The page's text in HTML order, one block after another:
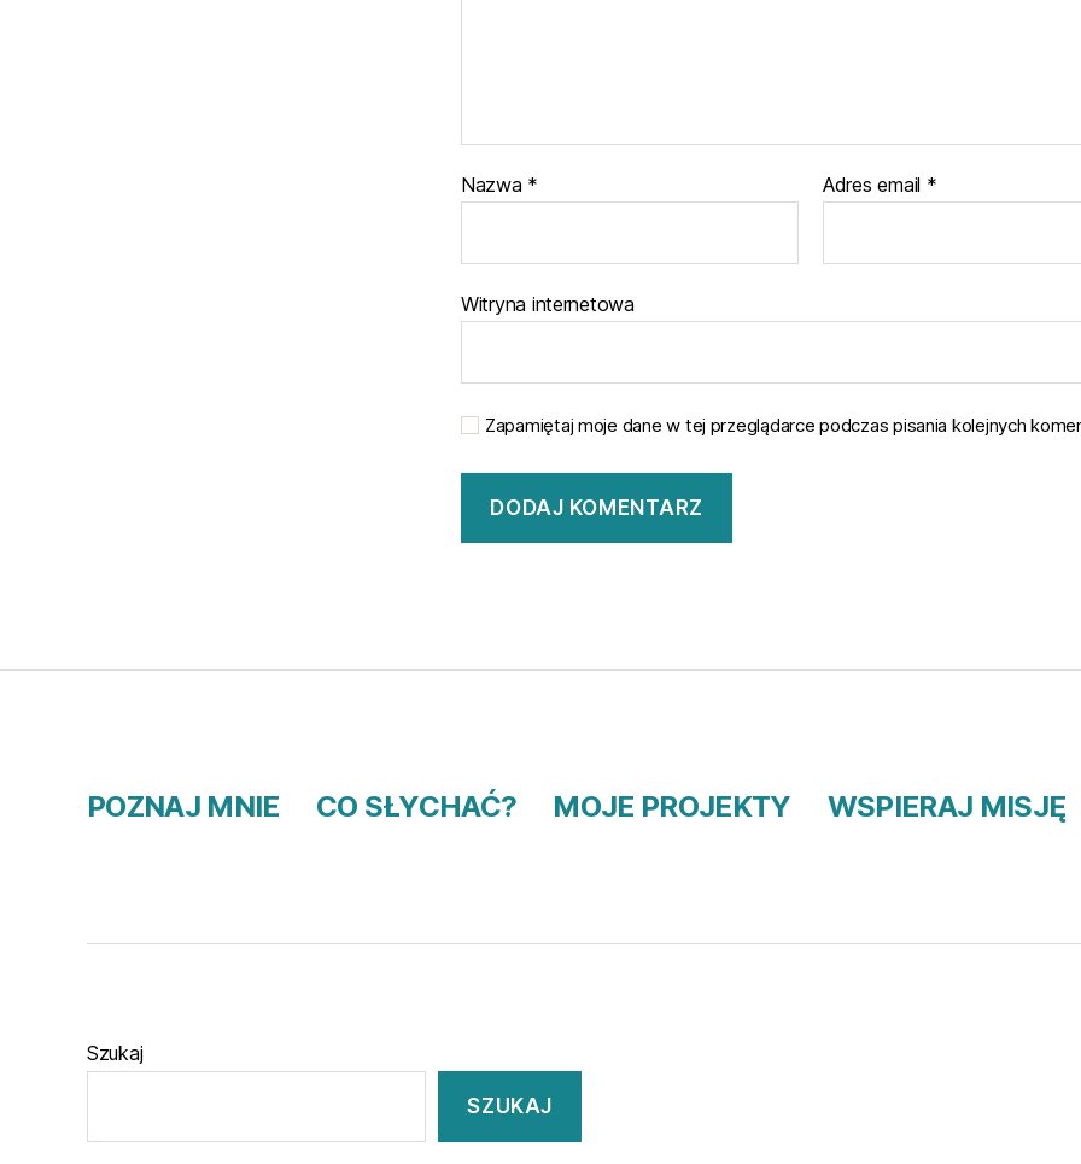
Nazwa * Adres email *
Witryna internetowa
Zapamiętaj moje dane w tej przeglądarce podczas pisania kolejnych
POZNAJ MNIE CO SŁYCHAĆ? MOJE PROJEKTY WSPIERAJ MISJĘ
Szukaj
SZUKAJ